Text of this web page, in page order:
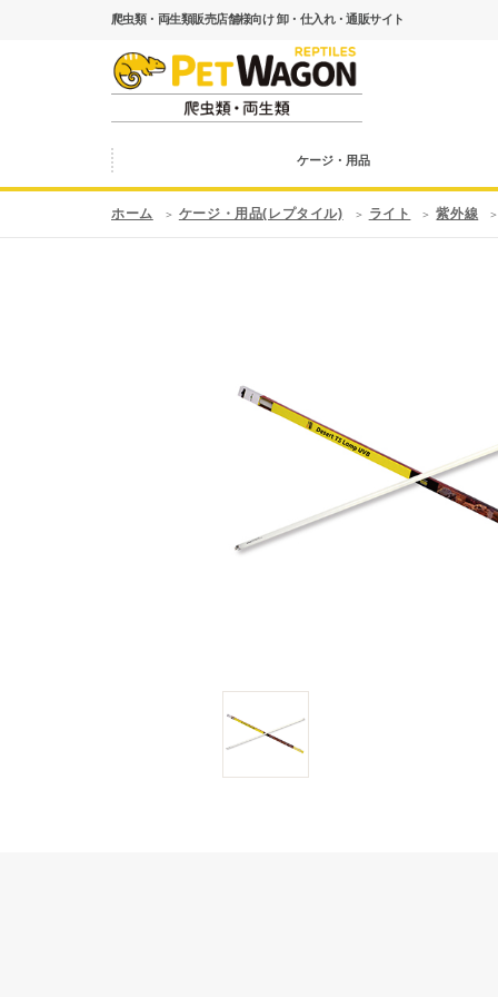
爬虫類・両生類販売店舗様向け 卸・仕入れ・通販サイト
ケージ・用品
ホーム ケージ・用品(レプタイル) ライト 紫外線